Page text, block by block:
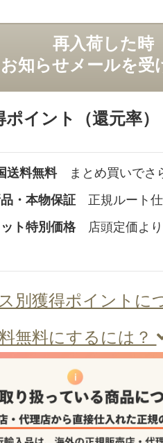
再入荷した時
お知らせメールを受
ポイント（還元率）
送料無料まとめ買いでさ
・本物保証 正規ルート
ト特別価格店頭定価より
別獲得ポイントに
無料にするには？